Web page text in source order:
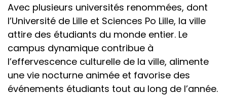
Avec plusieurs universités renommées, dont
l’Université de Lille et Sciences Po Lille, la ville
attire des étudiants du monde entier. Le
campus dynamique contribue à
l’effervescence culturelle de la ville, alimente
une vie nocturne animée et favorise des
événements étudiants tout au long de l’année.